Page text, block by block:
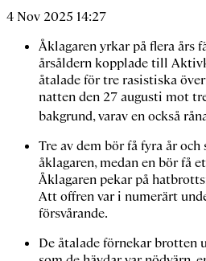
4 Nov 2025 14:27
Åklagaren yrkar på flera års
årsåldern kopplade till
åtalade för tre rasistiska
natten den 27 augusti mot
bakgrund, varav en också
Tre av dem bör få fyra år och
åklagaren, medan en bör få
Åklagaren pekar på
Att offren var i numerärt
försvårande.
De åtalade förnekar brotten